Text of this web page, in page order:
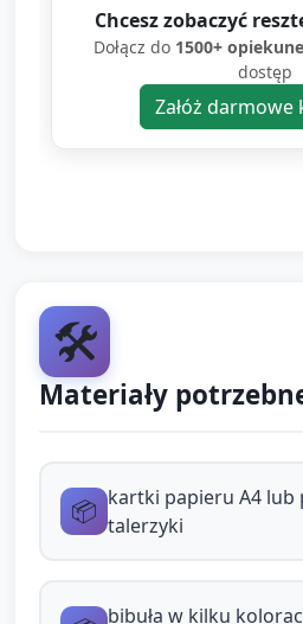
Przygotowanie
dziecko papier (A4 lub
skoncentruj materiały w
Pokaż prosty przykład:
przyklejania elementów
trudniejszych czynnościach):
Najpierw dziecko
bibuły/folii w
wstążeczki i
środka.
linie rozchodzące
Chcesz zobaczyć
Dołącz do 1500+
dostęp
Załóż
🛠️
Materiały
📦 kartki papieru A4 lub
talerzyki
bibuła w kilku